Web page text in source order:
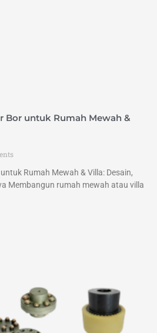
Bor untuk Rumah Mewah &
Rumah Mewah & Villa: Desain,
Membangun rumah mewah atau villa